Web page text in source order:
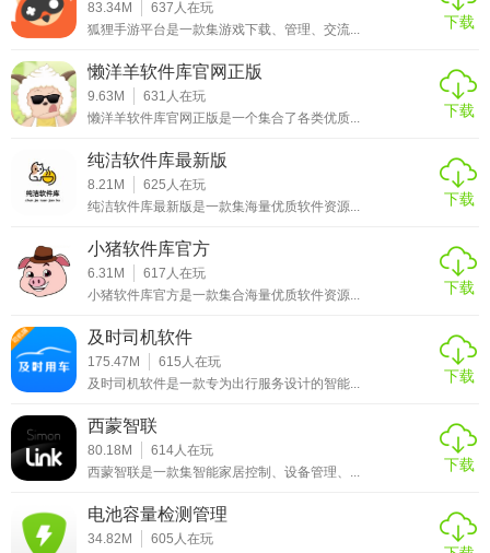
面和智能编辑功能，让他们也能轻松制作出高质量的视频和
图片作品。此外，软件的多平台兼容性和社区互动功能，进
一步提升了用户的使用体验。总体而言，AutFeng秋风正版是
一款值得推荐的多媒体编辑软件。
83.34M 637 人在玩
狐狸手游平台是一款集游戏下载、管理、交流...
下载
懒洋羊软件库官网正版
9.63M 631 人在玩
懒洋羊软件库官网正版是一个集合了各类优质...
下载
纯洁软件库最新版
8.21M 625 人在玩
纯洁软件库最新版是一款集海量优质软件资源...
下载
小猪软件库官方
6.31M 617 人在玩
小猪软件库官方是一款集合海量优质软件资源...
下载
及时司机软件
175.47M 615 人在玩
及时司机软件是一款专为出行服务设计的智能...
下载
西蒙智联
80.18M 614人在玩
西蒙智联是一款集智能家居控制、设备管理、...
下载
电池容量检测管理
34.82M 605 人在玩